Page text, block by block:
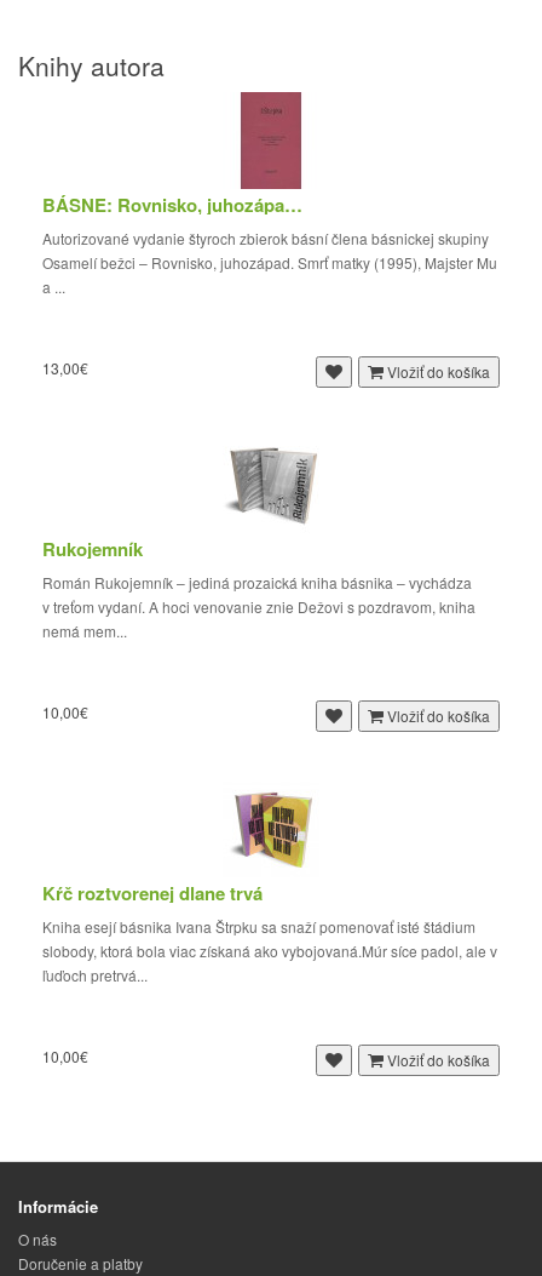
Knihy autora
BÁSNE: Rovnisko, juhozápad. Smrť matky / Majster...
Autorizované vydanie štyroch zbierok básní člena básnickej skupiny
Osamelí bežci – Rovnisko, juhozápad. Smrť matky (1995), Majster Mu
a ...
13,00€ Vložiť do košíka
Rukojemník
Román Rukojemník – jediná prozaická kniha básnika – vychádza
v treťom vydaní. A hoci venovanie znie Dežovi s pozdravom, kniha
nemá mem...
10,00€ Vložiť do košíka
Kŕč roztvorenej dlane trvá
Kniha esejí básnika Ivana Štrpku sa snaží pomenovať isté štádium
slobody, ktorá bola viac získaná ako vybojovaná.Múr síce padol, ale v
ľuďoch pretrvá...
10,00€ Vložiť do košíka
Informácie
O nás
Doručenie a platby